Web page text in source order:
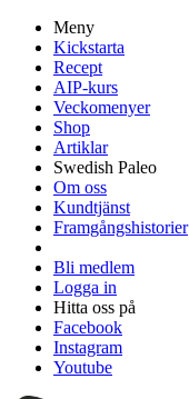
Meny
Kickstarta
Recept
AIP-kurs
Veckomenyer
Shop
Artiklar
Swedish Paleo
Om oss
Kundtjänst
Framgångshistorier
Bli medlem
Logga in
Hitta oss på
Facebook
Instagram
Youtube